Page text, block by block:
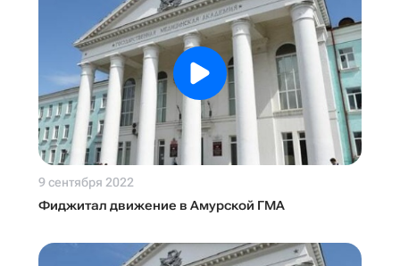
9 сентября 2022
Фиджитал движение в Амурской ГМА